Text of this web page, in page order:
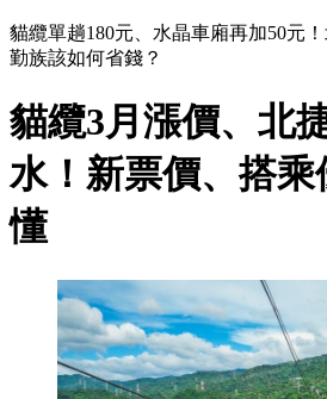
貓纜單趟180元、水晶車廂再加50元
勤族該如何省錢？
貓纜3月漲價、北
水！新票價、搭
懂